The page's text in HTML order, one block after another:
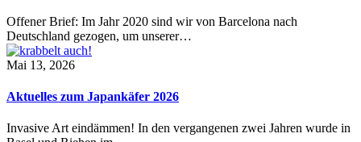
Offener Brief: Im Jahr 2020 sind wir von Barcelona nach
Deutschland gezogen, um unserer…
Mai 13, 2026
Aktuelles zum Japankäfer 2026
Invasive Art eindämmen! In den vergangenen zwei Jahren wurde in